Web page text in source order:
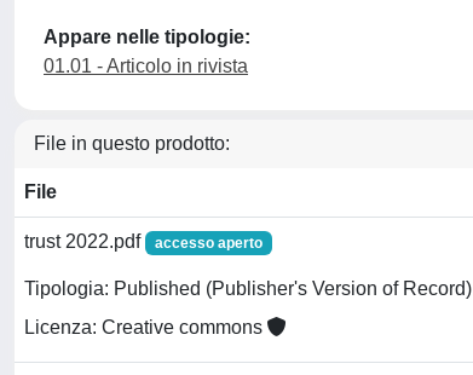
Appare nelle tipologie:
01.01 - Articolo in rivista
File in questo prodotto:
File
trust 2022.pdf accesso aperto
Tipologia: Published (Publisher's Version of Record)
Licenza: Creative commons